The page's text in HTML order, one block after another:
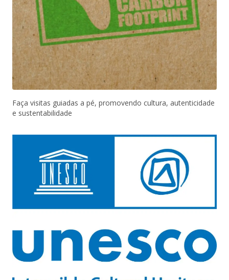
Faça visitas guiadas a pé, promovendo cultura, autenticidade
e sustentabilidade